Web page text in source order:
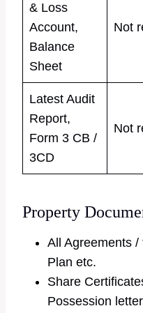
& Loss
Account,
Balance
Sheet
Not
Latest Audit
Report,
Form 3 CB /
3CD
Not
Property
All Agreements /
Plan etc.
Share
Possession